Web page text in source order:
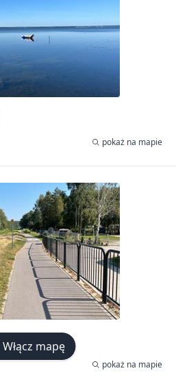
Włącz mapę
pokaż na mapie
pokaż na mapie